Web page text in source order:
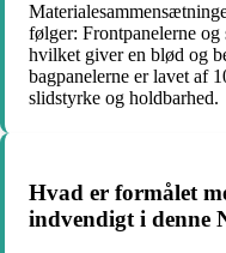
følger: Frontpanelerne
hvilket giver en blød og
bagpanelerne er lavet af
slidstyrke og holdbarhed.
Hvad er formålet
indvendigt i denne